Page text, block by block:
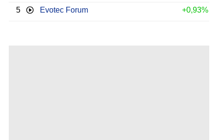
5 Evotec Forum +0,93%